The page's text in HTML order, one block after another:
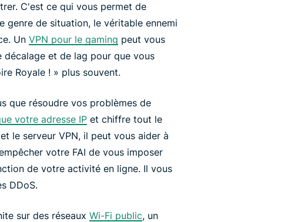
C'est ce qui vous permet de
genre de situation, le véritable ennemi
Un VPN pour le gaming peut vous
et de lag pour que vous
Royale ! » plus souvent.
que résoudre vos problèmes de
votre adresse IPet chiffre tout le
le serveur VPN, il peut vous aider à
votre FAI de vous imposer
de votre activité en ligne. Il vous
DDoS.
sur des réseaux Wi-Fi public, un